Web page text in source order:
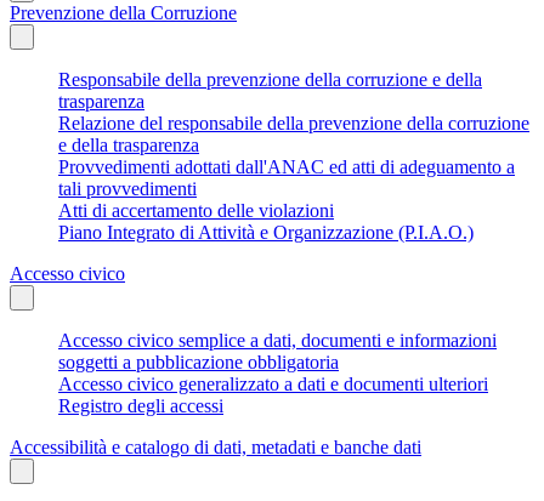
Prevenzione della Corruzione
Responsabile della prevenzione della corruzione e della
trasparenza
Relazione del responsabile della prevenzione della corruzione
e della trasparenza
Provvedimenti adottati dall'ANAC ed atti di adeguamento a
tali provvedimenti
Atti di accertamento delle violazioni
Piano Integrato di Attività e Organizzazione (P.I.A.O.)
Accesso civico
Accesso civico semplice a dati, documenti e informazioni
soggetti a pubblicazione obbligatoria
Accesso civico generalizzato a dati e documenti ulteriori
Registro degli accessi
Accessibilità e catalogo di dati, metadati e banche dati